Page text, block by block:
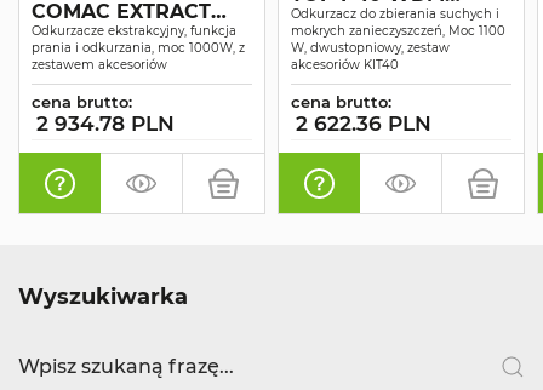
COMAC EXTRACT
P25 SUCHO-MOKRO
Odkurzacze ekstrakcyjny, funkcja
prania i odkurzania, moc 1000W, z
zestawem akcesoriów
cena brutto:
2 934.78 PLN
SUCHO-MOKRO
Odkurzacz do zbierania suchych i
mokrych zanieczyszczeń, Moc 1100
W, dwustopniowy, zestaw
akcesoriów KIT40
cena brutto:
2 622.36 PLN
Wyszukiwarka